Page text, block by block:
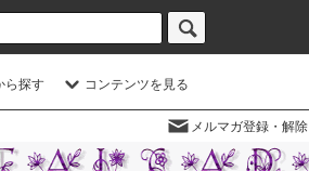
ら探す コンテンツを見る
メルマガ登録・解除